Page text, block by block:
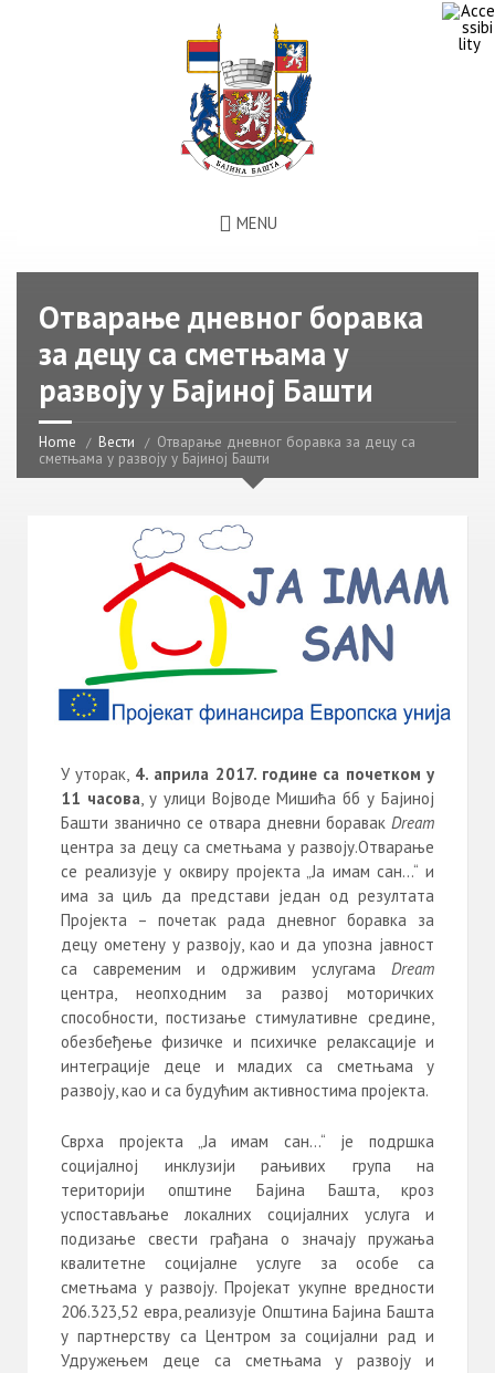
MENU
Отварање дневног боравка
за децу са сметњама у
развоју у Бајиној Башти
Home Вести
Отварање дневног боравка за децу са
сметњама у развоју у Бајиној Башти
У уторак, 4. априла 2017. године са почетком у
11 часова, у улици Војводе Мишића бб у Бајиној
Башти званично се отвара дневни боравак Dream
центра за децу са сметњама у развоју.Отварање
се реализује у оквиру пројекта „Ја имам сан…“ и
има за циљ да представи један од резултата
Пројекта – почетак рада дневног боравка за
децу ометену у развоју, као и да упозна јавност
са савременим и одрживим услугама Dream
центра, неопходним за развој моторичких
способности, постизање стимулативне средине,
обезбеђење физичке и психичке релаксације и
интеграције деце и младих са сметњама у
развоју, као и са будућим активностима пројекта.
Сврха пројекта „Ја имам сан…“ је подршка
социјалној инклузији рањивих група на
територији општине Бајина Башта, кроз
успостављање локалних социјалних услуга и
подизање свести грађана о значају пружања
квалитетне социјалне услуге за особе са
сметњама у развоју. Пројекат укупне вредности
206.323,52 евра, реализује Општина Бајина Башта
у партнерству са Центром за социјални рад и
Удружењем деце са сметњама у развоју и